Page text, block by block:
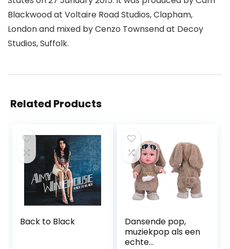
Blackwood at Voltaire Road Studios, Clapham,
London and mixed by Cenzo Townsend at Decoy
Studios, Suffolk.
Related Products
Back to Black
Dansende pop,
muziekpop als een
echte